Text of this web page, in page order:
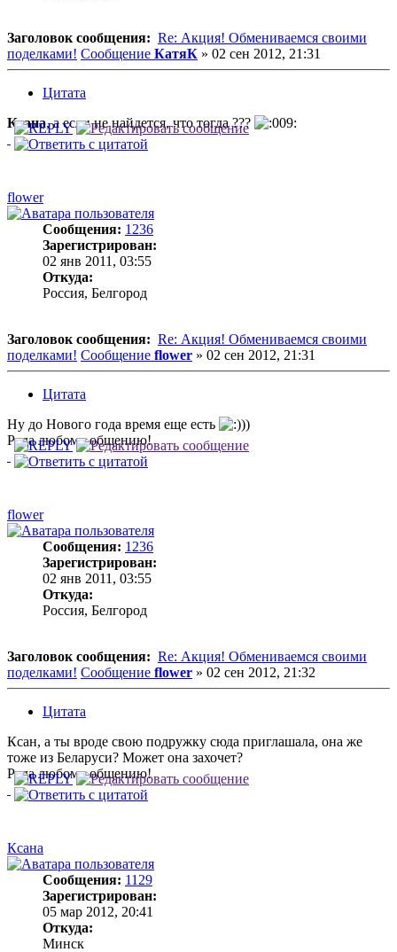
Заголовок сообщения: Re: Акция! Обмениваемся своими
поделками! Сообщение КатяК » 02 сен 2012, 21:31
Цитата
Ксана, а если не найдется, что тогда ???
flower
Сообщения: 1236
Зарегистрирован:
02 янв 2011, 03:55
Откуда:
Россия, Белгород
Заголовок сообщения: Re: Акция! Обмениваемся своими
поделками! Сообщение flower » 02 сен 2012, 21:31
Цитата
Ну до Нового года время еще есть
))
Рада любому общению!
flower
Сообщения: 1236
Зарегистрирован:
02 янв 2011, 03:55
Откуда:
Россия, Белгород
Заголовок сообщения: Re: Акция! Обмениваемся своими
поделками! Сообщение flower » 02 сен 2012, 21:32
Цитата
Ксан, а ты вроде свою подружку сюда приглашала, она же
тоже из Беларуси? Может она захочет?
Рада любому общению!
Ксана
Сообщения: 1129
Зарегистрирован:
05 мар 2012, 20:41
Откуда:
Минск